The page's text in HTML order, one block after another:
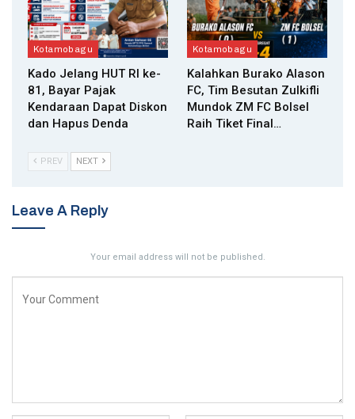
Kotamobagu
Kado Jelang HUT RI ke-
81, Bayar Pajak
Kendaraan Dapat Diskon
dan Hapus Denda
Kotamobagu
Kalahkan Burako Alason
FC, Tim Besutan Zulkifli
Mundok ZM FC Bolsel
Raih Tiket Final…
PREV NEXT
Leave A Reply
Your email address will not be published.